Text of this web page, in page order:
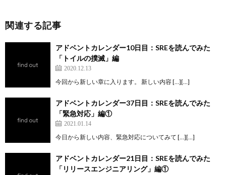
関連する記事
アドベントカレンダー10日目：SREを読んでみた
「トイルの撲滅」編
2020.12.13
今回から新しい章に入ります。 新しい内容 […][…]
アドベントカレンダー37日目：SREを読んでみた
「緊急対応」編①
2021.01.14
今日から新しい内容、緊急対応についてみて […][…]
アドベントカレンダー21日目：SREを読んでみた
「リリースエンジニアリング」編①